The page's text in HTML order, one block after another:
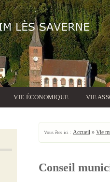
VIE ÉCONOMIQUE VIE
Vous êtes ici : Accueil » Vie
Conseil